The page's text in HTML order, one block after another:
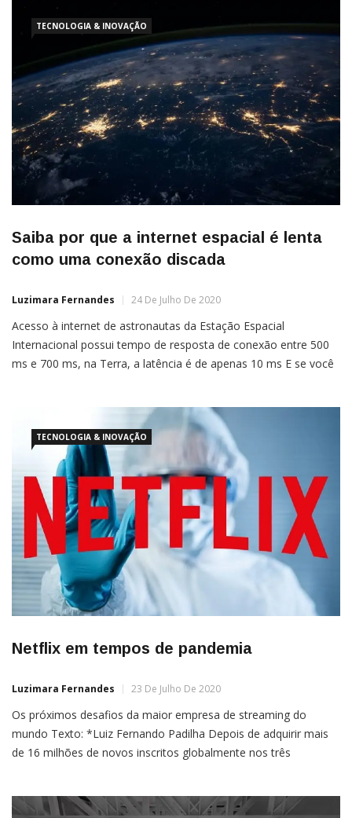
brinquedo de montar. A […]
TECNOLOGIA & INOVAÇÃO
Saiba por que a internet espacial é lenta
como uma conexão discada
Luzimara Fernandes 24 De Julho De 2020
Acesso à internet de astronautas da Estação Espacial
Internacional possui tempo de resposta de conexão entre 500
ms e 700 ms, na Terra, a latência é de apenas 10 ms E se você
redes sociais, ficar por […]
TECNOLOGIA & INOVAÇÃO
Netflix em tempos de pandemia
Luzimara Fernandes 23 De Julho De 2020
Os próximos desafios da maior empresa de streaming do
mundo Texto: *Luiz Fernando Padilha Depois de adquirir mais
de 16 milhões de novos inscritos globalmente nos três
atividades começam a retornar ao normal.Parece um […]